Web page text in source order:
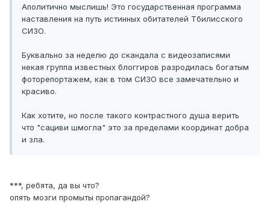
Аполитично мыслишь! Это государственная программа
наставления на путь истинных обитателей Тбилисского
СИЗО.
Буквально за неделю до скандала с видеозаписями
некая группа известных блоггиров разродилась богатым
фоторепортажем, как в том СИЗО все замечательно и
красиво.
Как хотите, но после такого контрастного душа верить
что "сациви шмогла" это за пределами координат добра
и зла.
***, ребята, да вы что?
опять мозги промыты пропагандой?